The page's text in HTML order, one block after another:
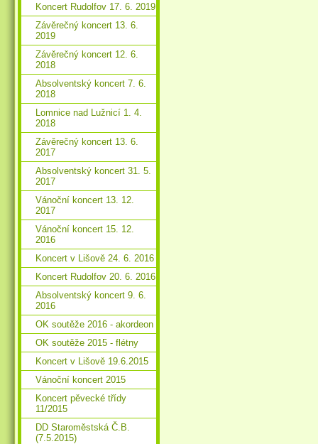
Koncert Rudolfov 17. 6. 2019
Závěrečný koncert 13. 6.
2019
Závěrečný koncert 12. 6.
2018
Absolventský koncert 7. 6.
2018
Lomnice nad Lužnicí 1. 4.
2018
Závěrečný koncert 13. 6.
2017
Absolventský koncert 31. 5.
2017
Vánoční koncert 13. 12.
2017
Vánoční koncert 15. 12.
2016
Koncert v Lišově 24. 6. 2016
Koncert Rudolfov 20. 6. 2016
Absolventský koncert 9. 6.
2016
OK soutěže 2016 - akordeon
OK soutěže 2015 - flétny
Koncert v Lišově 19.6.2015
Vánoční koncert 2015
Koncert pěvecké třídy
11/2015
DD Staroměstská Č.B.
(7.5.2015)